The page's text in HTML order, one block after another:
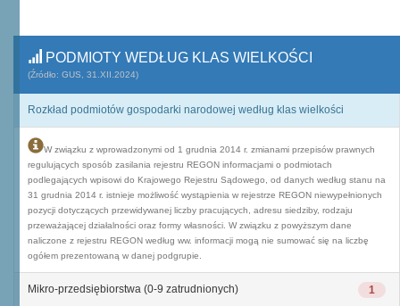
PODMIOTY WEDŁUG KLAS WIELKOŚCI
(Źródło: GUS, 31.XII.2024)
Rozkład podmiotów gospodarki narodowej według klas wielkości
W związku z wprowadzonymi od 1 grudnia 2014 r. zmianami przepisów prawnych
regulujących sposób zasilania rejestru REGON informacjami o podmiotach
podlegających wpisowi do Krajowego Rejestru Sądowego, od danych według stanu na
31 grudnia 2014 r. istnieje możliwość wystąpienia w rejestrze REGON niewypełnionych
pozycji dotyczących przewidywanej liczby pracujących, adresu siedziby, rodzaju
przeważającej działalności oraz formy własności. W związku z powyższym dane
naliczone z rejestru REGON według ww. informacji mogą nie sumować się na liczbę
ogółem prezentowaną w danej podgrupie.
1
Mikro-przedsiębiorstwa (0-9 zatrudnionych)